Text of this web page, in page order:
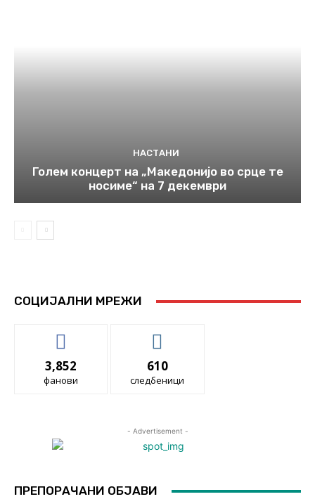
НАСТАНИ
Голем концерт на „Македонијо во срце те
носиме“ на 7 декември
СОЦИЈАЛНИ МРЕЖИ
3,852
фанови
610
следбеници
- Advertisement -
ПРЕПОРАЧАНИ ОБЈАВИ